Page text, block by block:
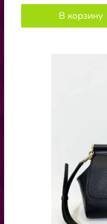
В корзину